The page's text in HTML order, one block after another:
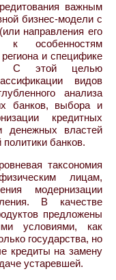
важным
бизнес-модели с
направления его
к особенностям
и специфике
С этой целью
видов
анализа
банков, выбора и
кредитных
денежных властей
банков.
таксономия
лицам,
модернизации
В качестве
предложены
условиями, как
государства, но
кредиты на замену
устаревшей.